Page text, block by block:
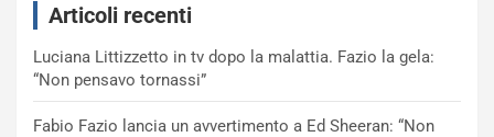
Articoli recenti
Luciana Littizzetto in tv dopo la malattia. Fazio la gela:
“Non pensavo tornassi”
Fabio Fazio lancia un avvertimento a Ed Sheeran: “Non